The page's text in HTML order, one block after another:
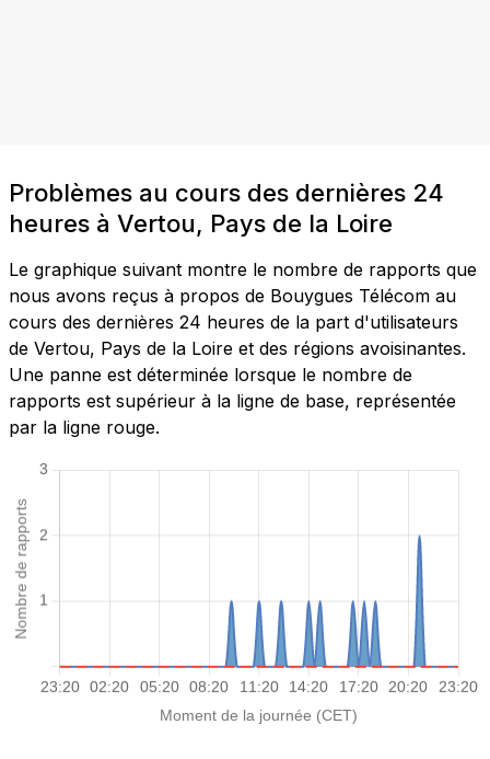
Problèmes au cours des dernières 24
heures à Vertou, Pays de la Loire
Le graphique suivant montre le nombre de rapports que
nous avons reçus à propos de Bouygues Télécom au
cours des dernières 24 heures de la part d'utilisateurs
de Vertou, Pays de la Loire et des régions avoisinantes.
Une panne est déterminée lorsque le nombre de
rapports est supérieur à la ligne de base, représentée
par la ligne rouge.